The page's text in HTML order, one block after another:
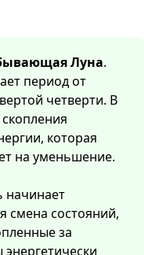
Луна.
период от
четверти. В
которая
на уменьшение.
начинает
смена состояний,
за